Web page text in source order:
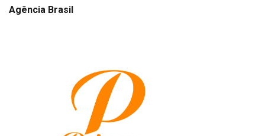
Agência Brasil